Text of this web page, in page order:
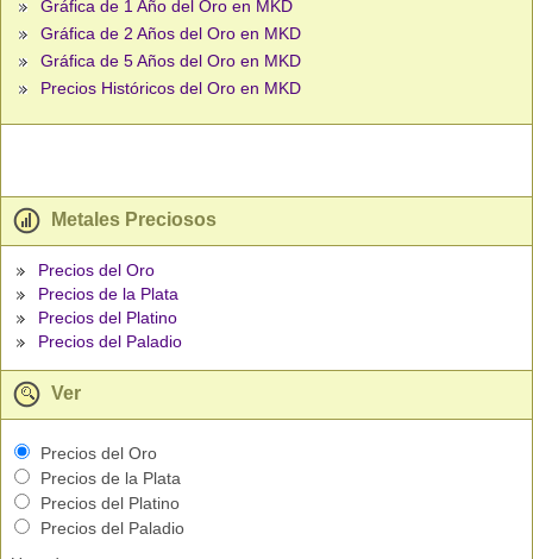
Gráfica de 1 Año del Oro en MKD
Gráfica de 2 Años del Oro en MKD
Gráfica de 5 Años del Oro en MKD
Precios Históricos del Oro en MKD
Metales Preciosos
Precios del Oro
Precios de la Plata
Precios del Platino
Precios del Paladio
Ver
Precios del Oro
Precios de la Plata
Precios del Platino
Precios del Paladio